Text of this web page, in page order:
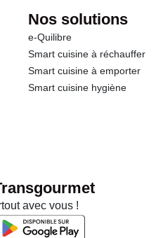
Nos solutions
e-Quilibre
Smart cuisine à réchauffer
Smart cuisine à emporter
Smart cuisine hygiène
avec vous !